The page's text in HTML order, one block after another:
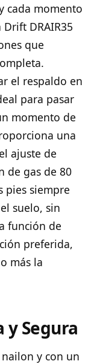
cada momento
DRAIR35
que
el respaldo en
para pasar
momento de
una
ajuste de
de gas de 80
pies siempre
suelo, sin
función de
preferida,
más la
y Segura
y con un